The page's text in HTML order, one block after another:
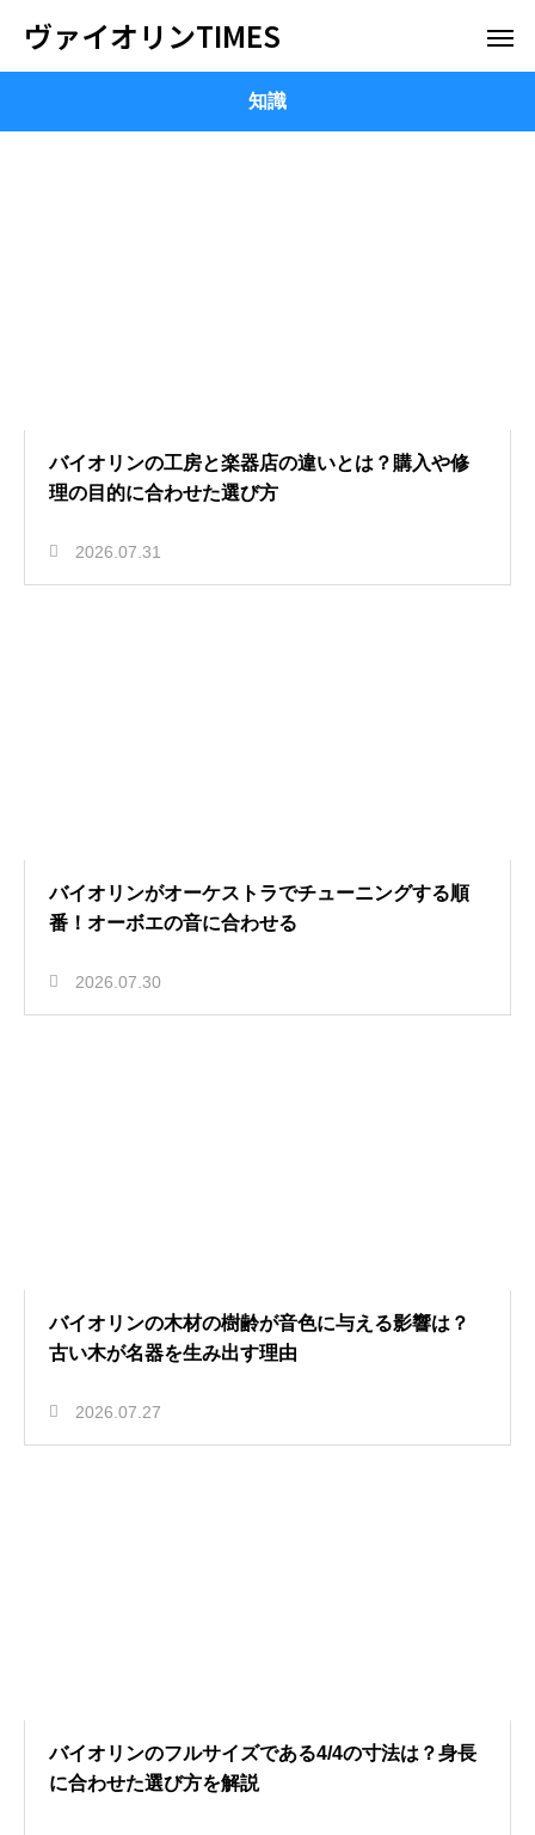
ヴァイオリンTIMES
知識
バイオリンの工房と楽器店の違いとは？購入や修
理の目的に合わせた選び方
2026.07.31
バイオリンがオーケストラでチューニングする順
番！オーボエの音に合わせる
2026.07.30
バイオリンの木材の樹齢が音色に与える影響は？
古い木が名器を生み出す理由
2026.07.27
バイオリンのフルサイズである4/4の寸法は？身長
に合わせた選び方を解説